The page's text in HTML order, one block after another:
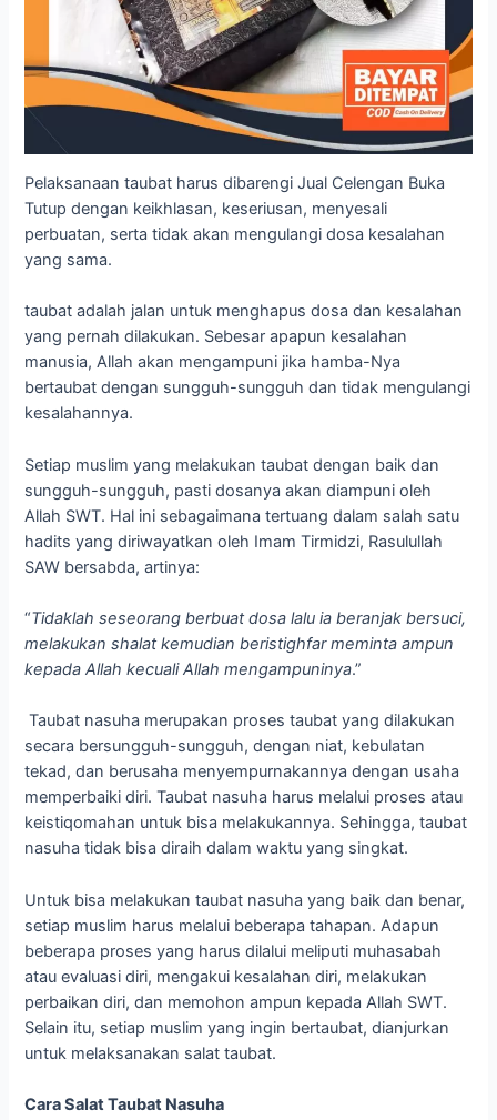
Pelaksanaan taubat harus dibarengi Jual Celengan Buka
Tutup dengan keikhlasan, keseriusan, menyesali
perbuatan, serta tidak akan mengulangi dosa kesalahan
yang sama.
taubat adalah jalan untuk menghapus dosa dan kesalahan
yang pernah dilakukan. Sebesar apapun kesalahan
manusia, Allah akan mengampuni jika hamba-Nya
bertaubat dengan sungguh-sungguh dan tidak mengulangi
kesalahannya.
Setiap muslim yang melakukan taubat dengan baik dan
sungguh-sungguh, pasti dosanya akan diampuni oleh
Allah SWT. Hal ini sebagaimana tertuang dalam salah satu
hadits yang diriwayatkan oleh Imam Tirmidzi, Rasulullah
SAW bersabda, artinya:
“Tidaklah seseorang berbuat dosa lalu ia beranjak bersuci,
melakukan shalat kemudian beristighfar meminta ampun
kepada Allah kecuali Allah mengampuninya.”
Taubat nasuha merupakan proses taubat yang dilakukan
secara bersungguh-sungguh, dengan niat, kebulatan
tekad, dan berusaha menyempurnakannya dengan usaha
memperbaiki diri. Taubat nasuha harus melalui proses atau
keistiqomahan untuk bisa melakukannya. Sehingga, taubat
nasuha tidak bisa diraih dalam waktu yang singkat.
Untuk bisa melakukan taubat nasuha yang baik dan benar,
setiap muslim harus melalui beberapa tahapan. Adapun
beberapa proses yang harus dilalui meliputi muhasabah
atau evaluasi diri, mengakui kesalahan diri, melakukan
perbaikan diri, dan memohon ampun kepada Allah SWT.
Selain itu, setiap muslim yang ingin bertaubat, dianjurkan
untuk melaksanakan salat taubat.
Cara Salat Taubat Nasuha